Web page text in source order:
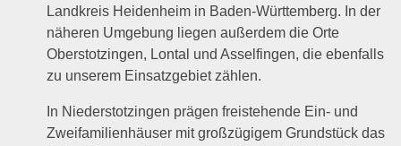
Landkreis Heidenheim in Baden-Württemberg. In der
näheren Umgebung liegen außerdem die Orte
Oberstotzingen, Lontal und Asselfingen, die ebenfalls
zu unserem Einsatzgebiet zählen.
In Niederstotzingen prägen freistehende Ein- und
Zweifamilienhäuser mit großzügigem Grundstück das